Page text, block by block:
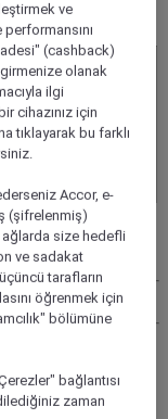
ve
(cashback)
olanak
ilgi
cihazınız için
tıklayarak bu farklı
Accor, e-
(şifrelenmiş)
size hedefli
ve sadakat
tarafların
öğrenmek için
bölümüne
bağlantısı
zaman